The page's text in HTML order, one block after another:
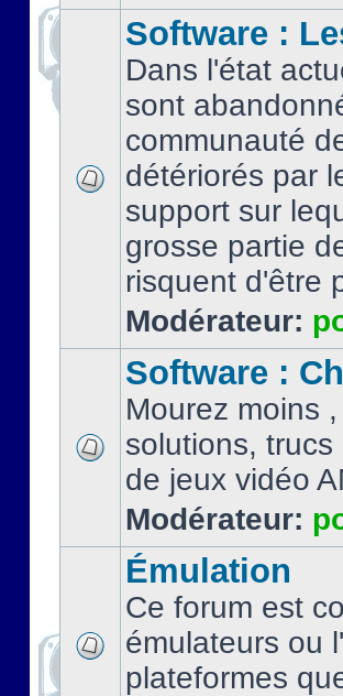
Software :
Dans l'état
sont
communauté
détériorés par
support sur
grosse partie
risquent d'être
Modérateur:
Software :
Mourez moins
solutions,
de jeux vidéo
Modérateur:
Émulation
Ce forum est
émulateurs ou
plateformes